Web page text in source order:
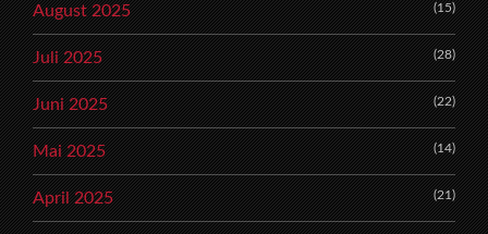
August 2025 (15)
Juli 2025 (28)
Juni 2025 (22)
Mai 2025 (14)
April 2025 (21)